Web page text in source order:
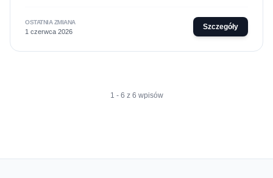
OSTATNIA ZMIANA
1 czerwca 2026
Szczegóły
1 - 6 z 6 wpisów